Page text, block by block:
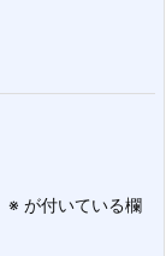
※ が付いている欄